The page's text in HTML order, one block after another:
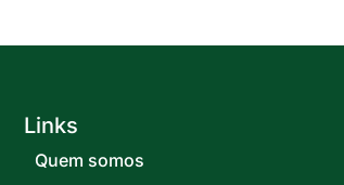
Links
Quem somos